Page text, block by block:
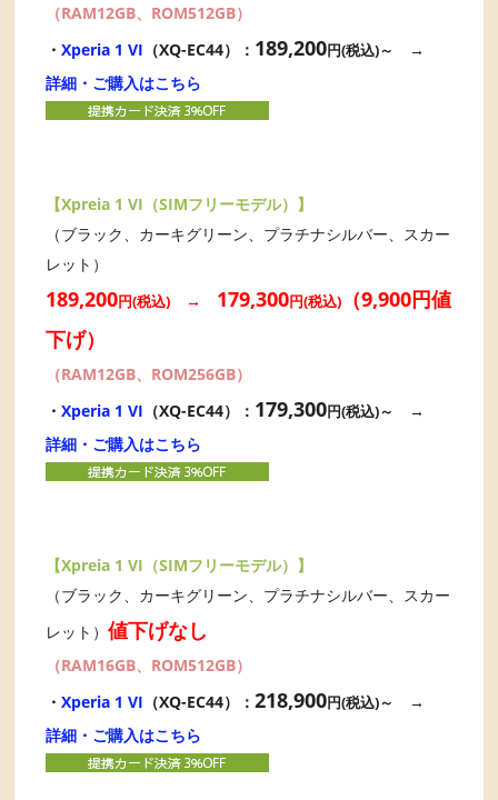
（RAM12GB、ROM512GB）
・Xperia 1 VI （XQ-EC44）： 189,200円(税込)～
→
詳細・ご購入はこちら
【Xpreia 1 VI（SIMフリーモデル）】
（ブラック、カーキグリーン、プラチナシルバー、スカー
レット）
189,200円(税込) → 179,300円(税込)
（9,900円値
下げ）
（RAM12GB、ROM256GB）
・Xperia 1 VI （XQ-EC44）： 179,300円(税込)～
→
詳細・ご購入はこちら
【Xpreia 1 VI（SIMフリーモデル）】
（ブラック、カーキグリーン、プラチナシルバー、スカー
レット）値下げなし
（RAM16GB、ROM512GB）
・Xperia 1 VI （XQ-EC44）：218,900円(税込)～
→
詳細・ご購入はこちら